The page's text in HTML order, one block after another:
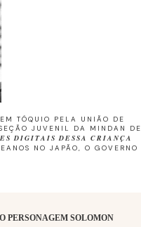
TÓQUIO PELA UNIÃO DE
JUVENIL DA MINDAN DE
DIGITAIS DESSA CRIANÇA
NO JAPÃO, O GOVERNO
PERSONAGEM SOLOMON